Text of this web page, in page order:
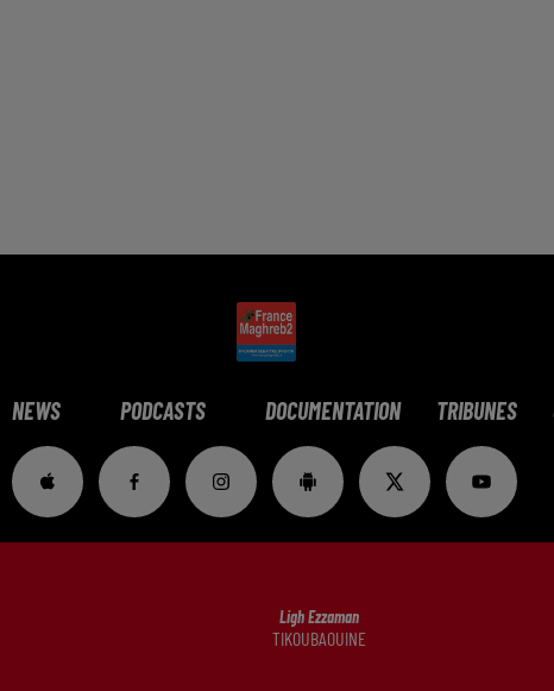
NEWS PODCASTS DOCUMENTATION TRIBUNES